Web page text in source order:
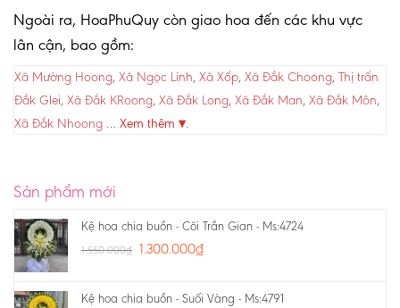
Ngoài ra, HoaPhuQuy còn giao hoa đến các khu vực
lân cận, bao gồm:
Xã Mường Hoong, Xã Ngọc Linh, Xã Xốp, Xã Đắk Choong, Thị trấn
Đắk Glei, Xã Đắk KRoong, Xã Đắk Long, Xã Đắk Man, Xã Đắk Môn,
Xã Đắk Nhoong … Xem thêm ▾.
Sản phẩm mới
Kệ hoa chia buồn - Cõi Trần Gian - Ms:4724
1.550.000₫ 1.300.000₫
Kệ hoa chia buồn - Suối Vàng - Ms:4791